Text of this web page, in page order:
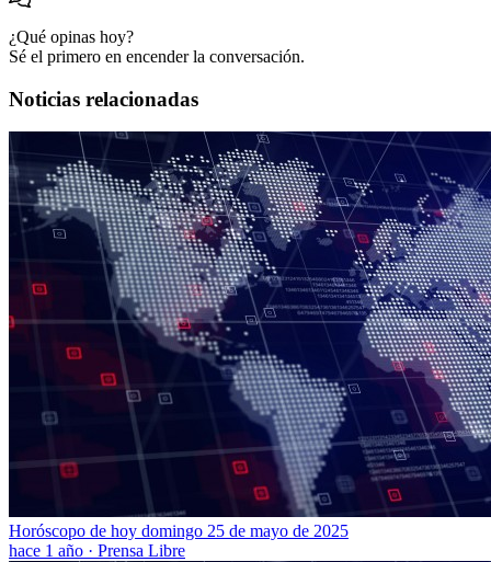
¿Qué opinas hoy?
Sé el primero en encender la conversación.
Noticias relacionadas
Horóscopo de hoy domingo 25 de mayo de 2025
hace 1 año · Prensa Libre